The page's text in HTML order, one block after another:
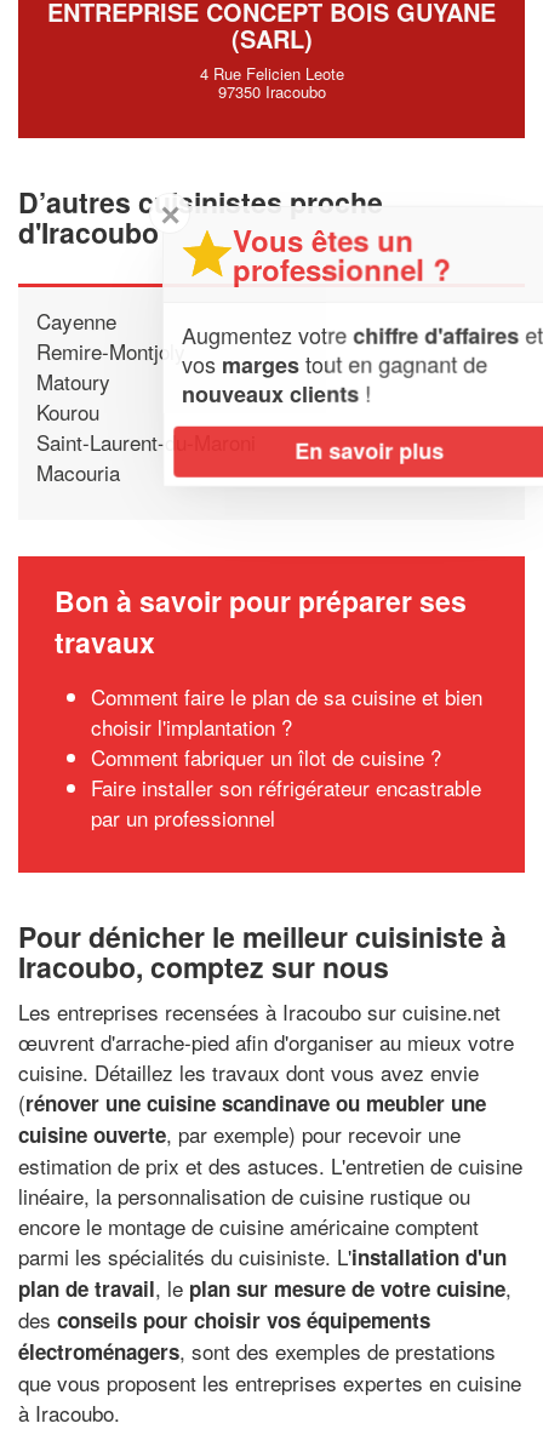
ENTREPRISE CONCEPT BOIS GUYANE
(SARL)
4 Rue Felicien Leote
97350 Iracoubo
D’autres cuisinistes proche
d'Iracoubo
Cayenne
Remire-Montjoly
Matoury
Kourou
Saint-Laurent-du-Maroni
Macouria
Bon à savoir pour préparer ses
travaux
Comment faire le plan de sa cuisine et bien
choisir l'implantation ?
Comment fabriquer un îlot de cuisine ?
Faire installer son réfrigérateur encastrable
par un professionnel
Pour dénicher le meilleur cuisiniste à
Iracoubo, comptez sur nous
Les entreprises recensées à Iracoubo sur cuisine.net
œuvrent d'arrache-pied afin d'organiser au mieux votre
cuisine. Détaillez les travaux dont vous avez envie
(rénover une cuisine scandinave ou meubler une
cuisine ouverte, par exemple) pour recevoir une
estimation de prix et des astuces. L'entretien de cuisine
linéaire, la personnalisation de cuisine rustique ou
encore le montage de cuisine américaine comptent
parmi les spécialités du cuisiniste. L'installation d'un
plan de travail, le plan sur mesure de votre cuisine,
des conseils pour choisir vos équipements
électroménagers, sont des exemples de prestations
que vous proposent les entreprises expertes en cuisine
à Iracoubo.
✕
Vous êtes un
professionnel ?
Augmentez votrechiffre d'affaireset
vosmargestout en gagnant de
nouveaux clients!
En savoir plus